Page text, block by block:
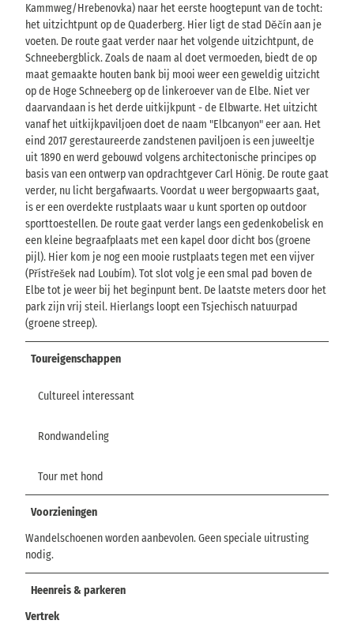
Kammweg/Hrebenovka) naar het eerste hoogtepunt van de tocht:
het uitzichtpunt op de Quaderberg. Hier ligt de stad Děčín aan je
voeten. De route gaat verder naar het volgende uitzichtpunt, de
Schneebergblick. Zoals de naam al doet vermoeden, biedt de op
maat gemaakte houten bank bij mooi weer een geweldig uitzicht
op de Hoge Schneeberg op de linkeroever van de Elbe. Niet ver
daarvandaan is het derde uitkijkpunt - de Elbwarte. Het uitzicht
vanaf het uitkijkpaviljoen doet de naam "Elbcanyon" eer aan. Het
eind 2017 gerestaureerde zandstenen paviljoen is een juweeltje
uit 1890 en werd gebouwd volgens architectonische principes op
basis van een ontwerp van opdrachtgever Carl Hönig. De route gaat
verder, nu licht bergafwaarts. Voordat u weer bergopwaarts gaat,
is er een overdekte rustplaats waar u kunt sporten op outdoor
sporttoestellen. De route gaat verder langs een gedenkobelisk en
een kleine begraafplaats met een kapel door dicht bos (groene
pijl). Hier kom je nog een mooie rustplaats tegen met een vijver
(Přístřešek nad Loubím). Tot slot volg je een smal pad boven de
Elbe tot je weer bij het beginpunt bent. De laatste meters door het
park zijn vrij steil. Hierlangs loopt een Tsjechisch natuurpad
(groene streep).
Toureigenschappen
Cultureel interessant
Rondwandeling
Tour met hond
Voorzieningen
Wandelschoenen worden aanbevolen. Geen speciale uitrusting
nodig.
Heenreis & parkeren
Vertrek